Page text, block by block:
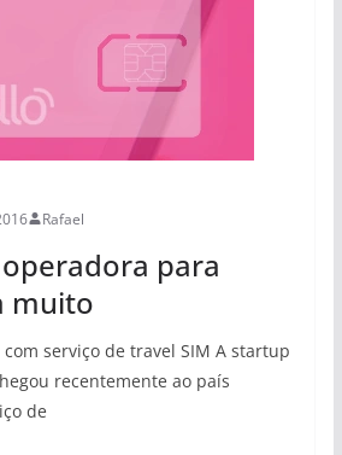
Rafael
para
muito
serviço de travel SIM A startup
recentemente ao país
de